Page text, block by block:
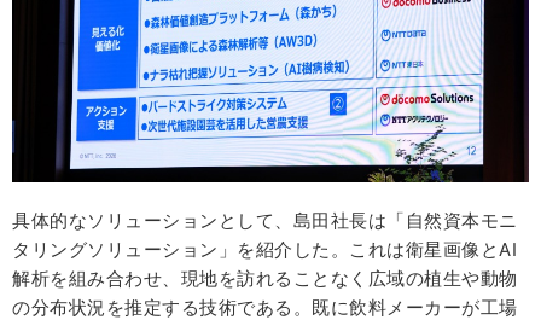
具体的なソリューションとして、島田社長は「自然資本モニ
タリングソリューション」を紹介した。これは衛星画像とAI
解析を組み合わせ、現地を訪れることなく広域の植生や動物
の分布状況を推定する技術である。既に飲料メーカーが工場